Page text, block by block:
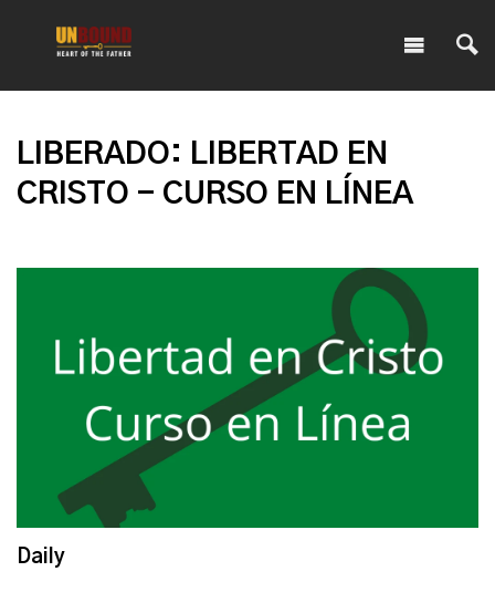
LIBERADO: LIBERTAD EN
CRISTO - CURSO EN LÍNEA
Daily